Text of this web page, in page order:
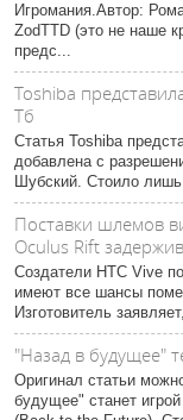
Игромания.Автор:
ZodTTD (это не наше
предс...
Toshiba
Тб
Статья Toshiba
добавлена с
Шубский. Стоило
Поставки шлемов
Oculus Rift
Создатели HTC Vive
имеют все шансы
Изготовитель
"Назад в будущее"
Оригинал статьи
будущее" станет